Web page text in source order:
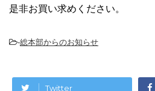
是非お買い求めください。
-総本部からのお知らせ
Twitter